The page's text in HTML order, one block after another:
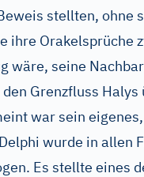
stellten, ohne
ihre Orakelsprüche
wäre, seine
Grenzfluss
war sein
wurde in allen
Es stellte eines